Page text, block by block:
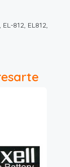
812, EL812,